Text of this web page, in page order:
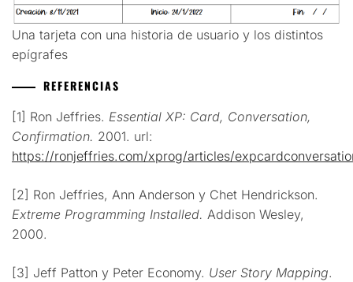
Una tarjeta con una historia de usuario y los distintos
epígrafes
REFERENCIAS
[1] Ron Jeffries. Essential XP: Card, Conversation,
Confirmation. 2001. url:
https://ronjeffries.com/xprog/articles/
[2] Ron Jeffries, Ann Anderson y Chet Hendrickson.
Extreme Programming Installed. Addison Wesley,
2000.
[3] Jeff Patton y Peter Economy. User Story Mapping.